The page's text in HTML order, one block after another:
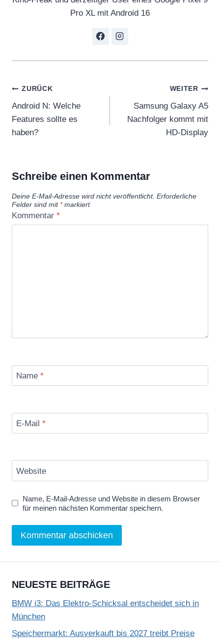
Pro XL mit Android 16
Beitragsnavigation
ZURÜCK
Android N: Welche
Features sollte es
haben?
WEITER
Samsung Galaxy A5
Nachfolger kommt mit
HD-Display
Schreibe einen Kommentar
Deine E-Mail-Adresse wird nicht veröffentlicht. Erforderliche
Felder sind mit *markiert
Kommentar *
Name *
E-Mail *
Website
Name, E-Mail-Adresse und Website in diesem Browser
für meinen nächsten Kommentar speichern.
NEUESTE BEITRÄGE
BMW i3: Das Elektro-Schicksal entscheidet sich in
München
Speichermarkt: Ausverkauft bis 2027 treibt Preise